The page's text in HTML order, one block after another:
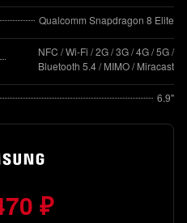
Qualcomm Snapdragon 8 Elite
NFC / Wi-Fi / 2G / 3G / 4G / 5G /
Bluetooth 5.4 / MIMO / Miracast
6.9"
₽